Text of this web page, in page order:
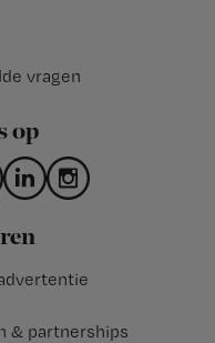
vragen
op
& partnerships